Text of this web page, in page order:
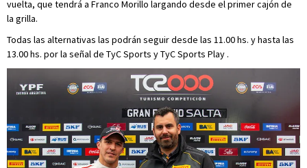
vuelta, que tendrá a Franco Morillo largando desde el primer cajón de
la grilla.
Todas las alternativas las podrán seguir desde las 11.00 hs. y hasta las
13.00 hs. por la señal de TyC Sports y TyC Sports Play .